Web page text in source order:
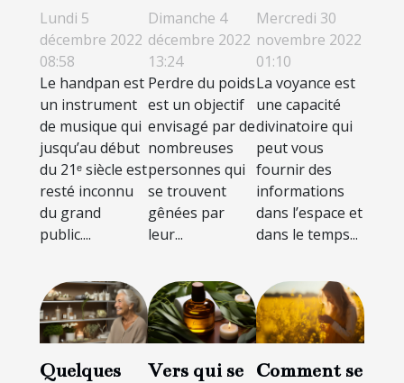
peut-il être
utilisé en
méditation
et
relaxation ?
Lundi 5
décembre 2022
08:58
Le handpan est
un instrument
de musique qui
jusqu’au début
du 21ᵉ siècle est
resté inconnu
du grand
public....
gélules
Figur pour
perdre du
poids ?
Dimanche 4
décembre 2022
13:24
Perdre du poids
est un objectif
envisagé par de
nombreuses
personnes qui
se trouvent
gênées par
leur...
voyance ?
Mercredi 30
novembre 2022
01:10
La voyance est
une capacité
divinatoire qui
peut vous
fournir des
informations
dans l’espace et
dans le temps...
Quelques
Vers qui se Comment se